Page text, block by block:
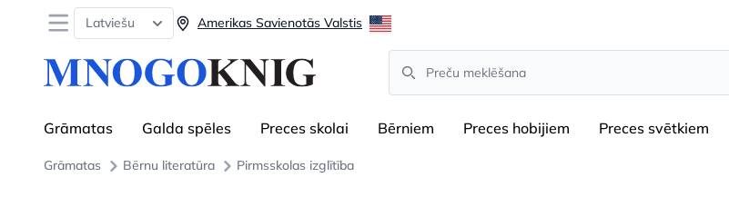
Open menu
Latviešu Amerikas Savienotās Valstis
Search
Grāmatas Galda spēles Preces skolai Bērniem Preces hobijiem Preces svētkiem
Grāmatas Bērnu literatūra Pirmsskolas izglītība